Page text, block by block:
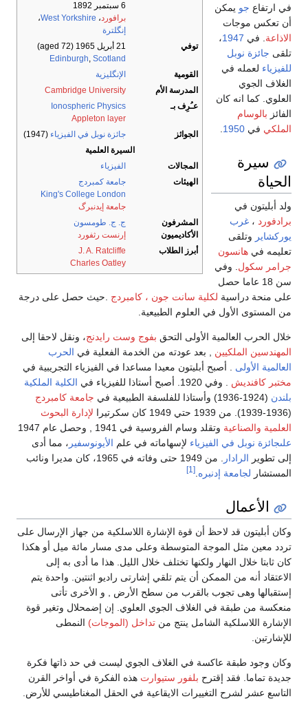
6 سبتمبر 1892
برافورد، West Yorkshire،
إنگلترة
توفي
21 أبريل 1965
(aged 72)
Edinburgh, Scotland
القومية
الإنگليزية
المدرسة الأم
Cambridge University
عـُرِف بـ
Ionospheric Physics
Appleton layer
الجوائز
جائزة نوبل في الفيزياء (1947)
السيرة العلمية
المجالات
الفيزياء
الهيئات
جامعة كمبردج
King's College London
جامعة إيدنبرگ
المشرفون
الأكاديميون
ج. ج. طومسون
إرنست رثفورد
أبرز الطلاب
J. A. Ratcliffe
Charles Oatley
في ارتفاع جو يمكن
أن تعكس موجات
الاذاعة . في 1947،
تلقى جائزة نوبل
للفيزياء لعمله في
الغلاف الجوي
العلوي. كما انه كان
الفائز بالوسام
الملكي في 1950
سيرة
الحياة
ولد أبليتون في
برادفورد ، غرب
يوركشاير وتلقى
تعليمه في هانسون
جرامر سكول. وفي
سن 18 عاما حصل
على منحة دراسية لكلية سانت جون ، كامبردج .حيث حصل على درجة
من المستوى الأول في العلوم الطبيعية.
خلال الحرب العالمية الأولى التحق بفوج وست رايدنج، ونقل لاحقا إلى
المهندسين الملكيين , بعد عودته من الخدمة الفعلية في الحرب
العالمية الأولى . أصبح أبليتون معيدا مساعدا في الفيزياء التجريبية في
مختبر كافنديش . وفي 1920. أصبح أستاذا للفيزياء في
الكلية الملكية
بلندن (1924-1936) وأستاذا للفلسفة الطبيعية في
جامعة كامبردج
(1936-1939). من 1939 حتي 1949 كان سكرتيرا
لإدارة البحوث
العلمية والصناعية وتقلد وسام الفروسية في 1941 , وحصل عام 1947
علىجائزة نوبل في الفيزياء لإسهاماته في علم الأيونوسفير ، مما أدى
إلى تطوير الرادار
. من 1949 حتى وفاته في 1965، كان مديرا ونائب
المستشار لجامعة إدنبره.
[1]
الأعمال
وكان أبليتون قد لاحظ أن قوة الإشارة اللاسلكية من جهاز الإرسال على
تردد معين مثل الموجة المتوسطة وعلى مدى مسار مائة ميل أو هكذا
كان ثابتا خلال النهار ولكنها تختلف خلال الليل. هذا ما أدى به إلى
الاعتقاد أنه من الممكن أن يتم تلقي إشارتى راديو اثنتين. واحدة يتم
إستقبالها وهى تجوب بالقرب من سطح الأرض , و الأخرى تأتى
منعكسة من طبقة في الغلاف الجوي العلوي. إن إضمحلال وتغير قوة
الإشارة اللاسلكية الشامل ينتج من تداخل (الموجات) النمطى
للإشارتين.
وكان وجود طبقة عاكسة في الغلاف الجوي ليست في حد ذاتها فكرة
جديدة تماما. فقد إقترح بلفور ستيوارت هذه الفكرة في أواخر القرن
التاسع عشر لشرح التغييرات الايقاعية في الحقل المغناطيسي للأرض.